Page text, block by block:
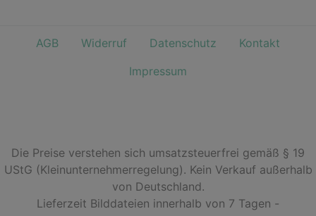
AGB Widerruf Datenschutz
Kontakt
Impressum
Die Preise verstehen sich umsatzsteuerfrei gemäß § 19
UStG (Kleinunternehmerregelung). Kein Verkauf außerhalb
von Deutschland.
Lieferzeit Bilddateien innerhalb von 7 Tagen -